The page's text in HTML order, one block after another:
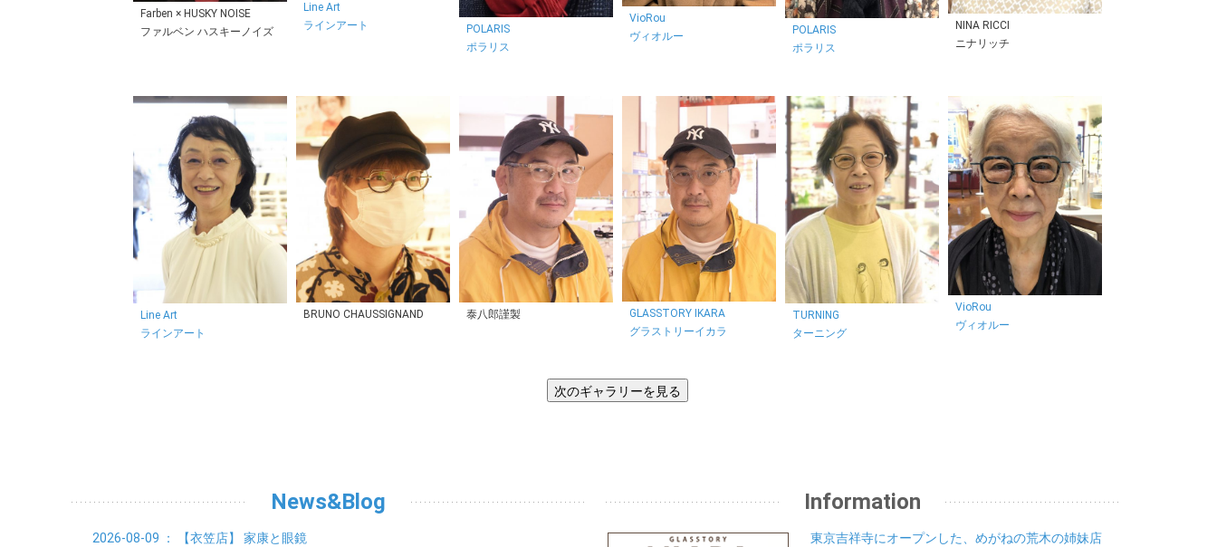
Farben × HUSKY NOISE
ファルベン ハスキーノイズ
Line Art
ラインアート
POLARIS
ポラリス
VioRou
ヴィオルー
POLARIS
ポラリス
NINA RICCI
ニナリッチ
Line Art
ラインアート
BRUNO CHAUSSIGNAND 泰八郎謹製
GLASSTORY IKARA
グラストリーイカラ
TURNING
ターニング
VioRou
ヴィオルー
News&Blog
2026-08-09 ： 【衣笠店】 家康と眼鏡
Information
東京吉祥寺にオープンした、めがねの荒木の姉妹店